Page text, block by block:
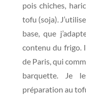
pois chiches,
tofu (soja).
base, que
contenu du frigo.
de Paris, qui
barquette. Je
préparation au